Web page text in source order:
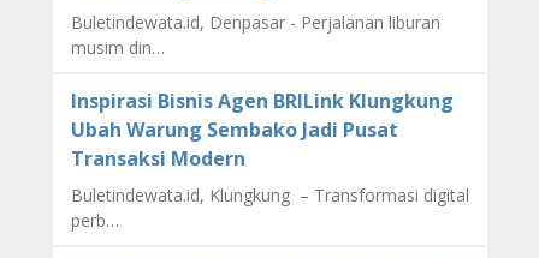
Buletindewata.id, Denpasar - Perjalanan liburan
musim din…
Inspirasi Bisnis Agen BRILink Klungkung
Ubah Warung Sembako Jadi Pusat
Transaksi Modern
Buletindewata.id, Klungkung – Transformasi digital
perb…